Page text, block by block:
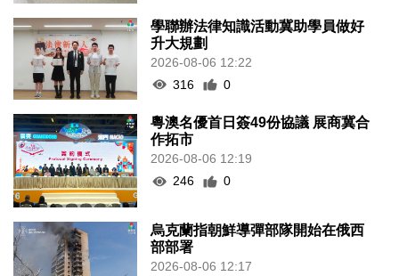
學聯辦法律知識活動冀助學員做好
升大規劃
2026-08-06 12:22
316
0
粵澳名優首日簽49份協議 展商冀合
作拓市
2026-08-06 12:19
246
0
烏克蘭指朝鮮導彈部隊開始在俄西
部部署
2026-08-06 12:17